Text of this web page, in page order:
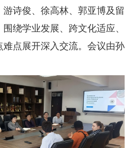
诗俊、徐高林、郭亚博及留
绕学业发展、跨文化适应、
点展开深入交流。会议由孙